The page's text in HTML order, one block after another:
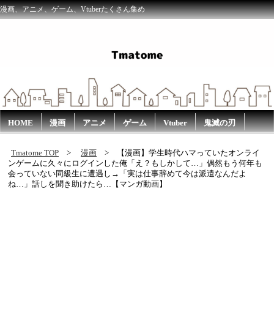
漫画、アニメ、ゲーム、Vtuberたくさん集め
HOME 漫画 アニメ ゲーム Vtuber 鬼滅の刃
Tmatome TOP 漫画
【漫画】学生時代ハマっていたオンライ
ンゲームに久々にログインした俺「え？もしかして…」偶然もう何年も
会っていない同級生に遭遇し→「実は仕事辞めて今は派遣なんだよ
ね…」話しを聞き助けたら…【マンガ動画】